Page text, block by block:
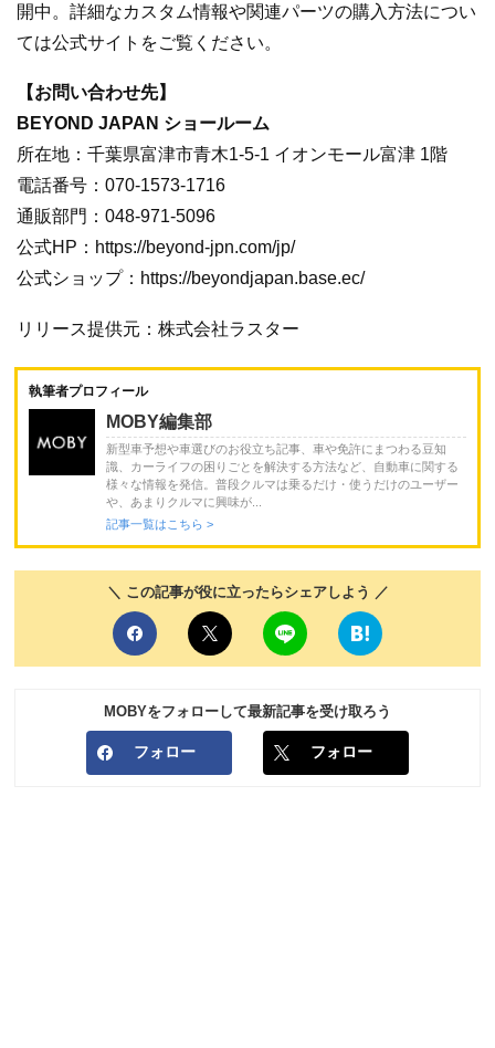
開中。詳細なカスタム情報や関連パーツの購入方法につい
ては公式サイトをご覧ください。
【お問い合わせ先】
BEYOND JAPAN ショールーム
所在地：千葉県富津市青木1-5-1 イオンモール富津 1階
電話番号：070-1573-1716
通販部門：048-971-5096
公式HP：https://beyond-jpn.com/jp/
公式ショップ：https://beyondjapan.base.ec/
リリース提供元：株式会社ラスター
執筆者プロフィール
MOBY編集部
新型車予想や車選びのお役立ち記事、車や免許にまつわる豆知
識、カーライフの困りごとを解決する方法など、自動車に関する
様々な情報を発信。普段クルマは乗るだけ・使うだけのユーザー
や、あまりクルマに興味が...
記事一覧はこちら >
＼ この記事が役に立ったらシェアしよう ／
MOBYをフォローして最新記事を受け取ろう
フォロー フォロー